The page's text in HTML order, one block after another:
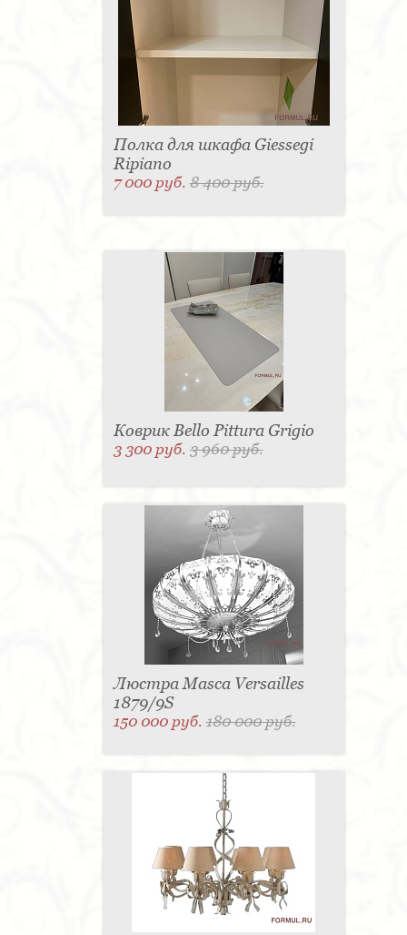
Полка для шкафа Giessegi
Ripiano
7 000 руб.8 400 руб.
Коврик Bello Pittura Grigio
3 300 руб.3 960 руб.
Люстра Masca Versailles
1879/9S
150 000 руб.180 000 руб.